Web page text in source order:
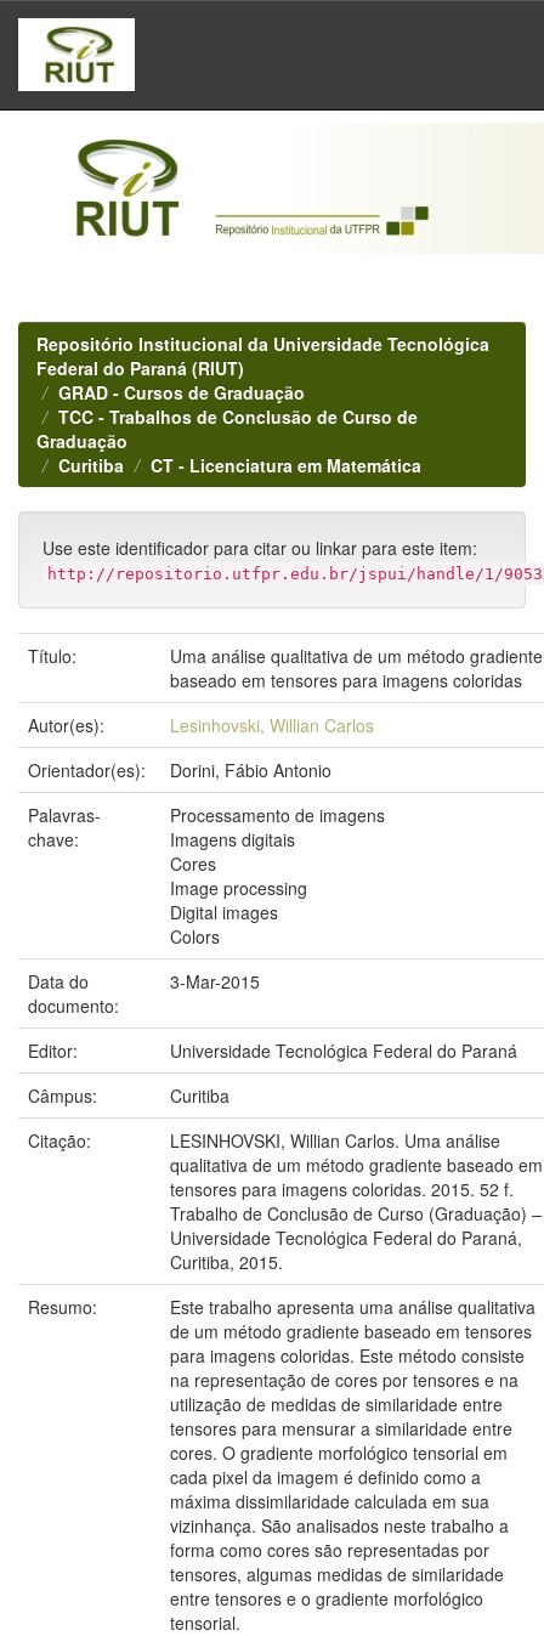
Skip
navigation
Repositório Institucional da Universidade Tecnológica
Federal do Paraná (RIUT)
GRAD - Cursos de Graduação
TCC - Trabalhos de Conclusão de Curso de
Graduação
Curitiba
CT - Licenciatura em Matemática
Use este identificador para citar ou linkar para este item:
http://repositorio.utfpr.edu.br/jspui/handle/1/9053
Título:
Uma análise qualitativa de um método gradiente
baseado em tensores para imagens coloridas
Autor(es):
Lesinhovski, Willian Carlos
Orientador(es):
Dorini, Fábio Antonio
Palavras-
chave:
Processamento de imagens
Imagens digitais
Cores
Image processing
Digital images
Colors
Data do
documento:
3-Mar-2015
Editor:
Universidade Tecnológica Federal do Paraná
Câmpus:
Curitiba
Citação:
LESINHOVSKI, Willian Carlos. Uma análise
qualitativa de um método gradiente baseado em
tensores para imagens coloridas. 2015. 52 f.
Trabalho de Conclusão de Curso (Graduação) –
Universidade Tecnológica Federal do Paraná,
Curitiba, 2015.
Resumo:
Este trabalho apresenta uma análise qualitativa
de um método gradiente baseado em tensores
para imagens coloridas. Este método consiste
na representação de cores por tensores e na
utilização de medidas de similaridade entre
tensores para mensurar a similaridade entre
cores. O gradiente morfológico tensorial em
cada pixel da imagem é definido como a
máxima dissimilaridade calculada em sua
vizinhança. São analisados neste trabalho a
forma como cores são representadas por
tensores, algumas medidas de similaridade
entre tensores e o gradiente morfológico
tensorial.